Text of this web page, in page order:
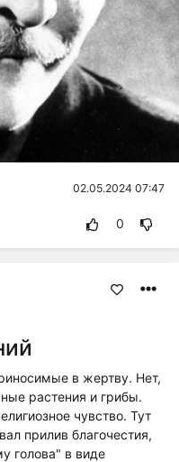
02.05.2024 07:47
0
в жертву. Нет,
растения и грибы.
чувство. Тут
прилив благочестия,
голова" в виде